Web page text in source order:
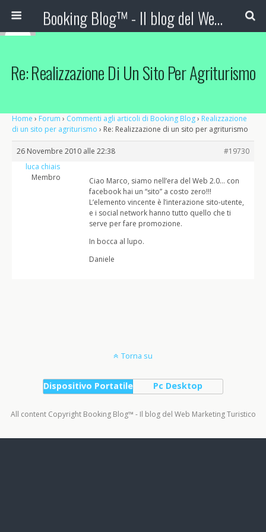
Booking Blog™ - Il blog del Web Marketing Turistico
Re: Realizzazione Di Un Sito Per Agriturismo
Home › Forum › Commenti agli articoli di Booking Blog› Realizzazione
di un sito per agriturismo › Re: Realizzazione di un sito per agriturismo
26 Novembre 2010 alle 22:38
#19730
luca chiais
Membro
Ciao Marco, siamo nell’era del Web 2.0… con
facebook hai un “sito” a costo zero!!!
L’elemento vincente è l’interazione sito-utente,
e i social network hanno tutto quello che ti
serve per fare promozione.
In bocca al lupo.
Daniele
Torna su
Dispositivo Portatile Pc Desktop
All content Copyright Booking Blog™ - Il blog del Web Marketing Turistico